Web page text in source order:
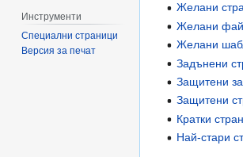
Желани
Желани
Желани
Задънени
Защитени
Защитени
Кратки
Най-стари
Инструменти
Специални страници
Версия за печат